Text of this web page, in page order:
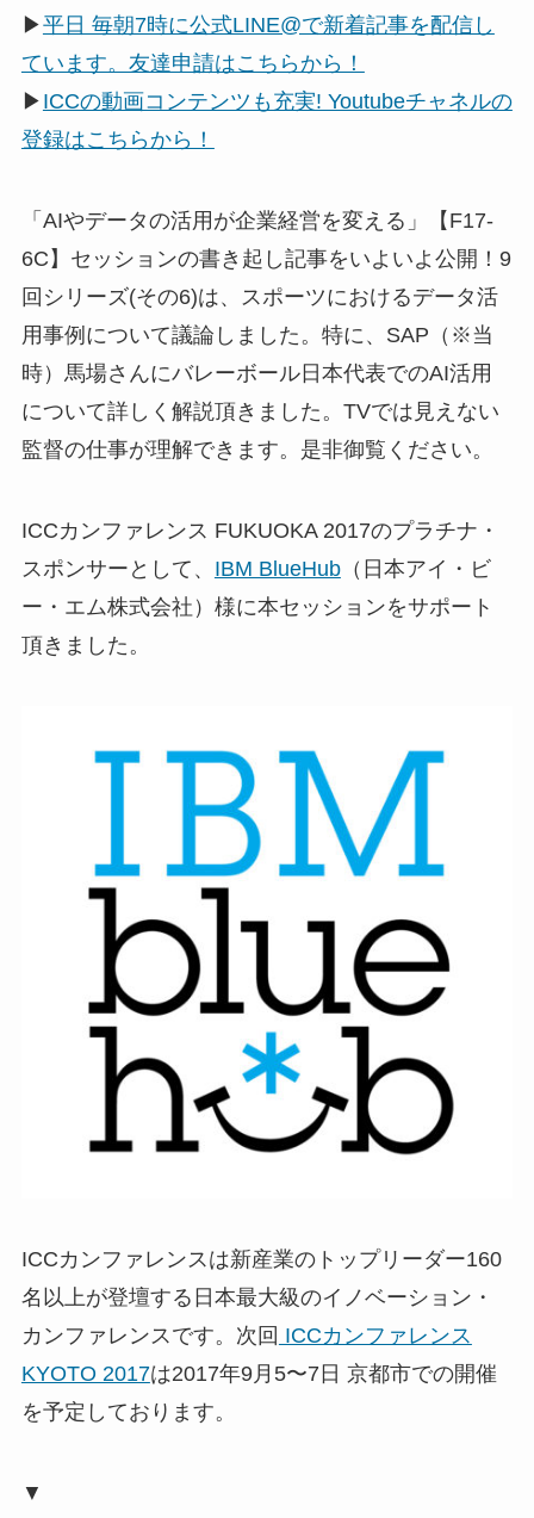
▶平日 毎朝7時に公式LINE@で新着記事を配信し
ています。友達申請はこちらから！
▶ ICCの動画コンテンツも充実! Youtubeチャネルの
登録はこちらから！
「AIやデータの活用が企業経営を変える」【F17-
6C】セッションの書き起し記事をいよいよ公開！9
回シリーズ(その6)は、スポーツにおけるデータ活
用事例について議論しました。特に、SAP（※当
時）馬場さんにバレーボール日本代表でのAI活用
について詳しく解説頂きました。TVでは見えない
監督の仕事が理解できます。是非御覧ください。
ICCカンファレンス FUKUOKA 2017のプラチナ・
スポンサーとして、 IBM BlueHub（日本アイ・ビ
ー・エム株式会社）様に本セッションをサポート
頂きました。
ICCカンファレンスは新産業のトップリーダー160
名以上が登壇する日本最大級のイノベーション・
カンファレンスです。次回 ICCカンファレンス
KYOTO 2017は2017年9月5〜7日 京都市での開催
を予定しております。
▼